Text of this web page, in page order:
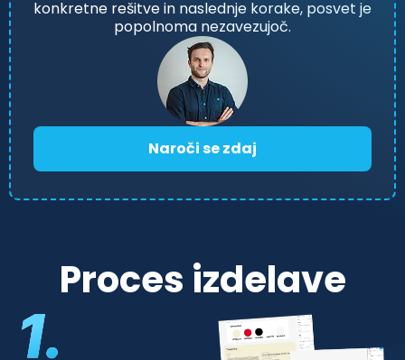
konkretne rešitve in naslednje korake, posvet je
popolnoma nezavezujoč.
Naroči se zdaj
Proces izdelave